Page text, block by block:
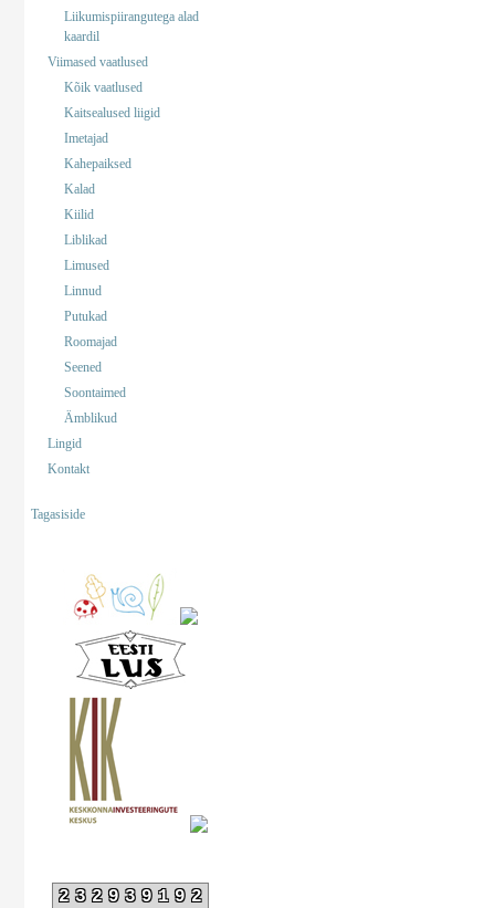
Liikumispiirangutega alad
kaardil
Viimased vaatlused
Kõik vaatlused
Kaitsealused liigid
Imetajad
Kahepaiksed
Kalad
Kiilid
Liblikad
Limused
Linnud
Putukad
Roomajad
Seened
Soontaimed
Ämblikud
Lingid
Kontakt
Tagasiside
232939192